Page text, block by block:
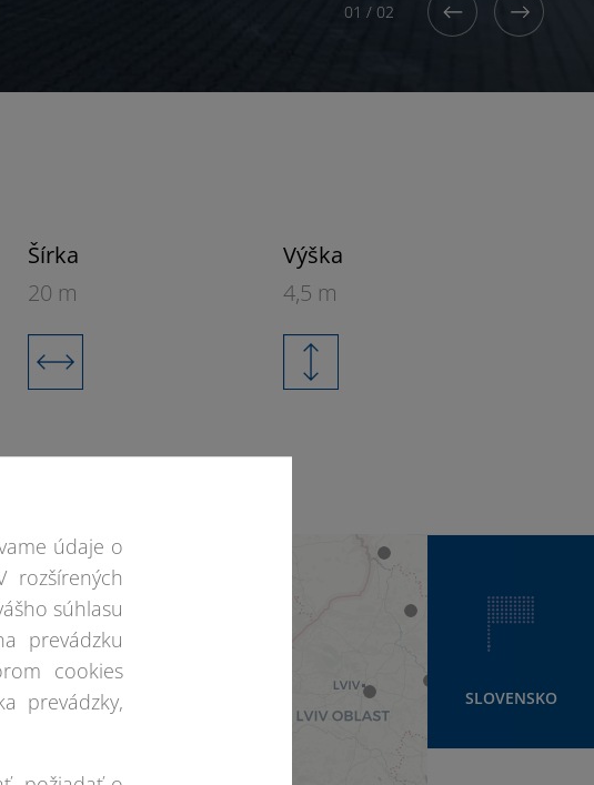
01 / 02
Šírka
20 m
Výška
4,5 m
SLOVENSKO
údaje o
súhlasu
prevádzku
cookies
prevádzky,